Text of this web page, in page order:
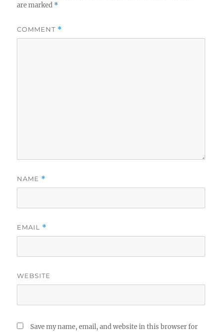
are marked *
COMMENT *
NAME *
EMAIL *
WEBSITE
Save my name, email, and website in this browser for